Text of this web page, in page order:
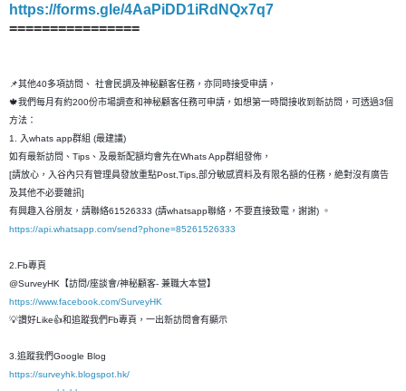
https://forms.gle/4AaPiDD1iRdNQx7q7
================
📌其他40多項訪問、 社會民調及神秘顧客任務，亦同時接受申請，
🍁我們每月有約200份市場調查和神秘顧客任務可申請，如想第一時間接收到新訪問，可透過3個
方法：
1. 入whats app群組 (最建議)
如有最新訪問、Tips、及最新配額均會先在Whats App群組發佈，
[請放心，入谷內只有管理員發放重點Post,Tips,部分敏感資料及有限名額的任務，絶對沒有廣告
及其他不必要雜訊]
有興趣入谷朋友，請聯絡61526333 (請whatsapp聯絡，不要直接致電，謝謝) 。
https://api.whatsapp.com/send?phone=85261526333
2.Fb專頁
@SurveyHK【訪問/座談會/神秘顧客- 兼職大本營】
https://www.facebook.com/SurveyHK
💡讚好Like👍和追蹤我們Fb專頁，一出新訪問會有顯示
3.追蹤我們Google Blog
https://surveyhk.blogspot.hk/